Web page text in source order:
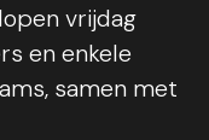
vrijdag
en enkele
samen met